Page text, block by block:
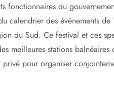
fonctionnaires du
calendrier des événements
du Sud. Ce festival et ces
meilleures stations balnéaires
pour organiser